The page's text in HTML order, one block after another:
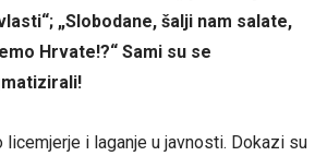
„Slobodane, šalji nam salate,
Hrvate!?“ Sami su se
licemjerje i laganje u javnosti. Dokazi su